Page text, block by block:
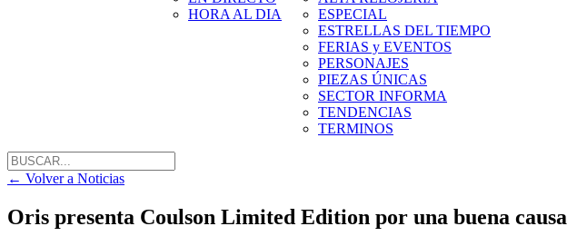
HORA AL DIA
ESPECIAL
ESTRELLAS DEL TIEMPO
FERIAS y EVENTOS
PERSONAJES
PIEZAS ÚNICAS
SECTOR INFORMA
TENDENCIAS
TERMINOS
← Volver a Noticias
Oris presenta Coulson Limited Edition por una buena causa